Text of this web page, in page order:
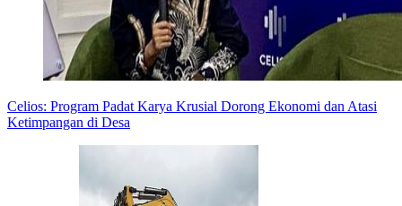
Celios: Program Padat Karya Krusial Dorong Ekonomi dan Atasi
Ketimpangan di Desa